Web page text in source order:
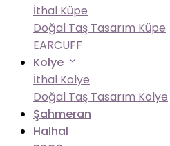
İthal Küpe
Doğal Taş Tasarım Küpe
EARCUFF
Kolye
İthal Kolye
Doğal Taş Tasarım Kolye
Şahmeran
Halhal